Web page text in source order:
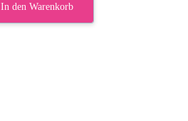
In den Warenkorb